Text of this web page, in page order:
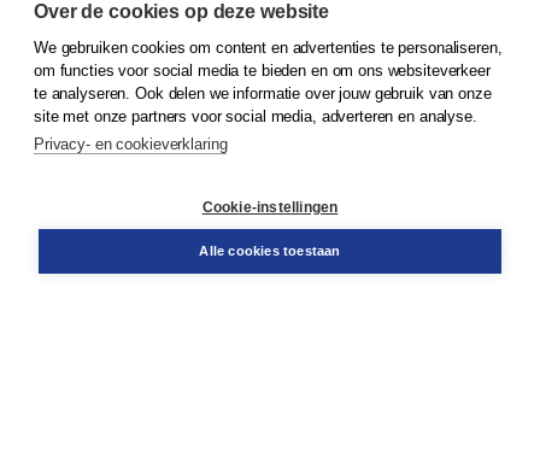
© 2026Koninklijke Boom uitgevers
Klantenservice
Service & informatie
Contact
Over de cookies op deze website
We gebruiken cookies om content en advertenties te personaliseren,
om functies voor social media te bieden en om ons websiteverkeer
te analyseren. Ook delen we informatie over jouw gebruik van onze
site met onze partners voor social media, adverteren en analyse.
Privacy- en cookieverklaring
Cookie-instellingen
Alle cookies toestaan